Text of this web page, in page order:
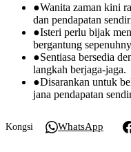
●Wanita zaman kini
dan pendapatan
●Isteri perlu bijak
bergantung
●Sentiasa bersedia
langkah berjaga-jaga.
●Disarankan untuk
jana pendapatan
Kongsi WhatsApp